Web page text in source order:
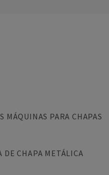
MÁQUINAS PARA CHAPAS
DE CHAPA METÁLICA